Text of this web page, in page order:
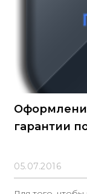
гарантии
05.07.2016